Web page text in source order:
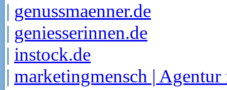
| genussmaenner.de
| geniesserinnen.de
| instock.de
| marketingmensch | Agentur